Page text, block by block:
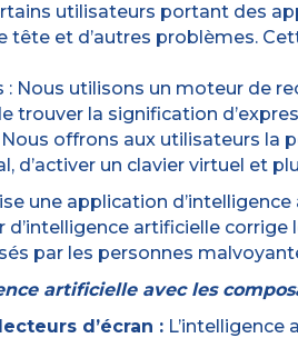
utilisateurs portant des
tête et d’autres problèmes.
: Nous utilisons un moteur de
trouver la signification
offrons aux utilisateurs la
d’activer un clavier virtuel et
une application
d’intelligence artificielle
par les personnes
artificielle avec les
d’écran :L’intelligence